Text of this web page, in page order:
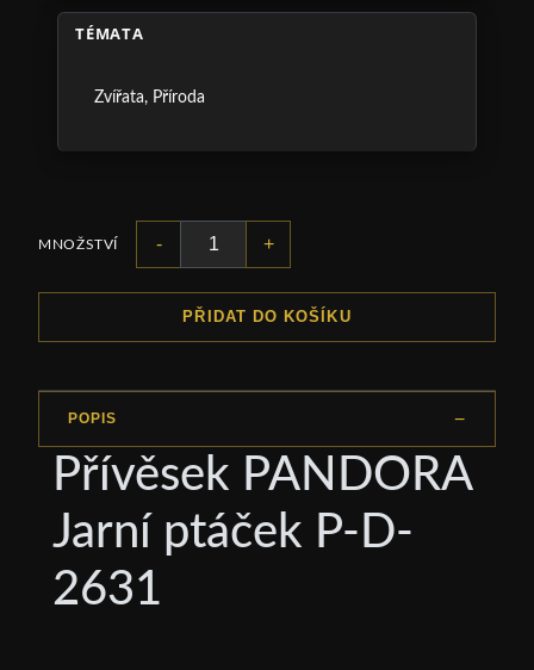
TÉMATA
Zvířata, Příroda
MNOŽSTVÍ - +
PŘIDAT DO KOŠÍKU
POPIS
Přívěsek PANDORA
Jarní ptáček P-D-
2631